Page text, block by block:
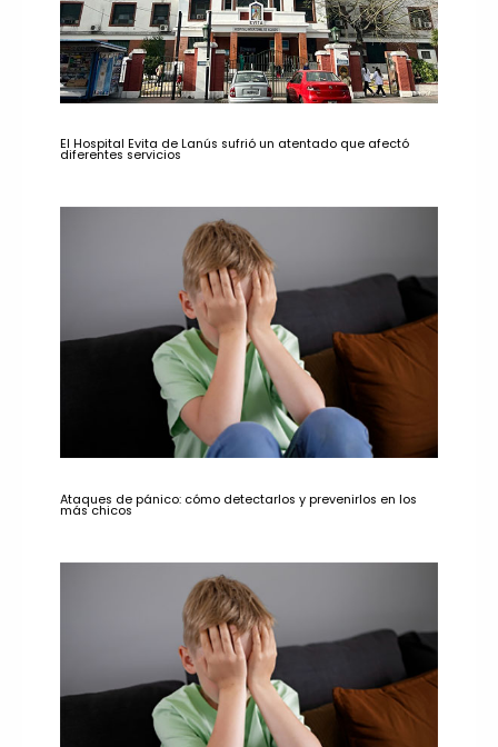
El Hospital Evita de Lanús sufrió un atentado que afectó
diferentes servicios
Ataques de pánico: cómo detectarlos y prevenirlos en los
más chicos